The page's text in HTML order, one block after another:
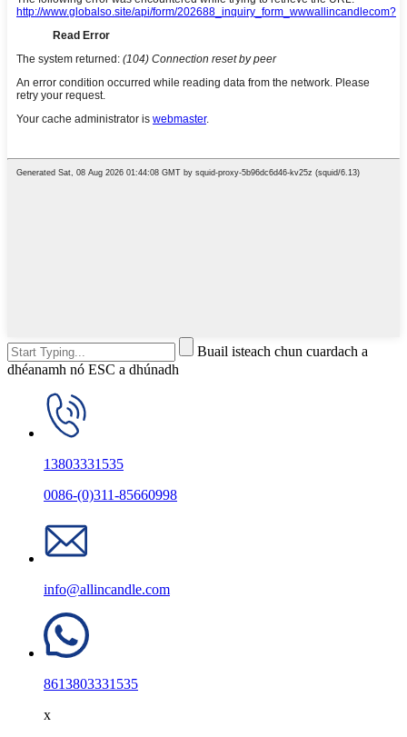
Buail isteach chun cuardach a
dhéanamh nó ESC a dhúnadh
13803331535
0086-(0)311-85660998
info@allincandle.com
8613803331535
x